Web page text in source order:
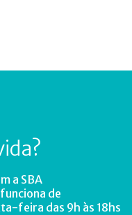
a SBA
de
feira das 9h às 18hs